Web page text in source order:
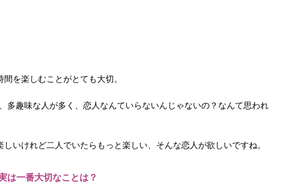
を楽しむことがとても大切。
多趣味な人が多く、恋人なんていらないんじゃないの？なんて思われ
いけれど二人でいたらもっと楽しい、そんな恋人が欲しいですね。
は一番大切なことは？